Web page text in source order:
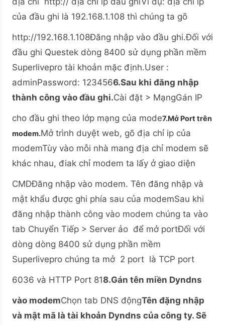
của đầu ghi là 192.168.1.108 thì chúng ta gõ
http://192.168.1.108Đăng nhập vào đầu ghi.Đối với
đầu ghi Questek dòng 8400 sử dụng phần mềm
Superlivepro tài khoản mặc định.User :
adminPassword: 1234566.Sau khi đăng nhập
thành công vào đầu ghi.Cài đặt > MạngGán IP
cho đầu ghi theo lớp mạng của mode7.Mở Port trên
modem.Mở trình duyệt web, gõ địa chỉ ip của
modemTùy vào mỗi nhà mang địa chỉ modem sẽ
khác nhau, điak chỉ modem ta lấy ở giao diện
CMDĐăng nhập vào modem. Tên đăng nhập và
mật khẩu được ghi phía sau của modemSau khi
đăng nhập thành công vào modem chúng ta vào
tab Chuyển Tiếp > Server ảo để mở portĐối với
dòng dòng 8400 sử dụng phần mềm
Superlivepro chúng ta mở 2 port là TCP port
6036 và HTTP Port 818.Gán tên miền Dyndns
vào modemChọn tab DNS độngTên đặng nhập
và mật mã là tài khoản Dyndns của công ty. Sẽ